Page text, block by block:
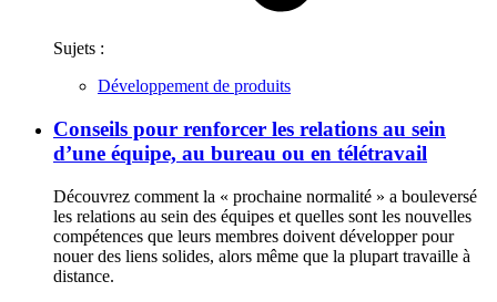
Sujets :
Développement de produits
Conseils pour renforcer les relations au sein
d’une équipe, au bureau ou en télétravail
Découvrez comment la « prochaine normalité » a bouleversé
les relations au sein des équipes et quelles sont les nouvelles
compétences que leurs membres doivent développer pour
nouer des liens solides, alors même que la plupart travaille à
distance.